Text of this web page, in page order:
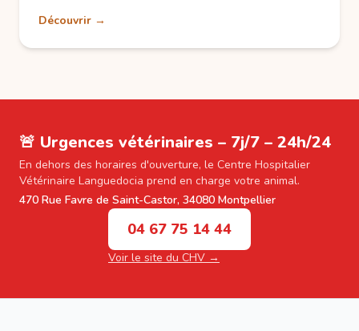
Découvrir →
🚨 Urgences vétérinaires – 7j/7 – 24h/24
En dehors des horaires d'ouverture, le Centre Hospitalier
Vétérinaire Languedocia prend en charge votre animal.
470 Rue Favre de Saint-Castor, 34080 Montpellier
04 67 75 14 44
Voir le site du CHV →